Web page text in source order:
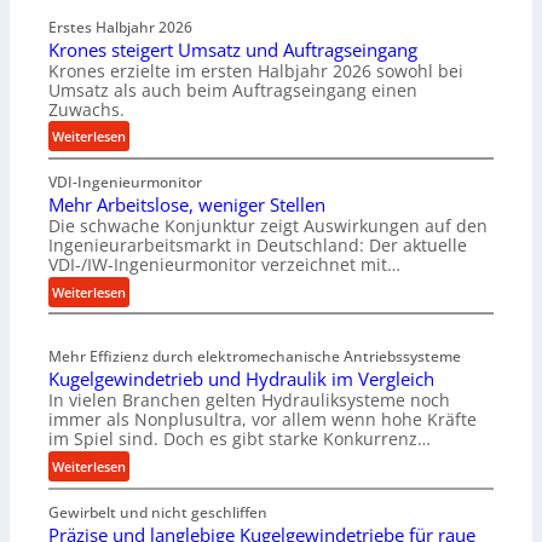
Erstes Halbjahr 2026
Krones steigert Umsatz und Auftragseingang
Krones erzielte im ersten Halbjahr 2026 sowohl bei
Umsatz als auch beim Auftragseingang einen
Zuwachs.
Weiterlesen:
K
r
o
n
e
s
s
t
i
g
e
r
t
U
VDI-Ingenieurmonitor
Mehr Arbeitslose, weniger Stellen
Die schwache Konjunktur zeigt Auswirkungen auf den
Ingenieurarbeitsmarkt in Deutschland: Der aktuelle
VDI-/IW-Ingenieurmonitor verzeichnet mit…
Weiterlesen:
M
h
r
A
r
b
e
t
Mehr Effizienz durch elektromechanische Antriebssysteme
Kugelgewindetrieb und Hydraulik im Vergleich
In vielen Branchen gelten Hydrauliksysteme noch
immer als Nonplusultra, vor allem wenn hohe Kräfte
im Spiel sind. Doch es gibt starke Konkurrenz…
Weiterlesen:
K
u
g
Gewirbelt und nicht geschliffen
Präzise und langlebige Kugelgewindetriebe für raue